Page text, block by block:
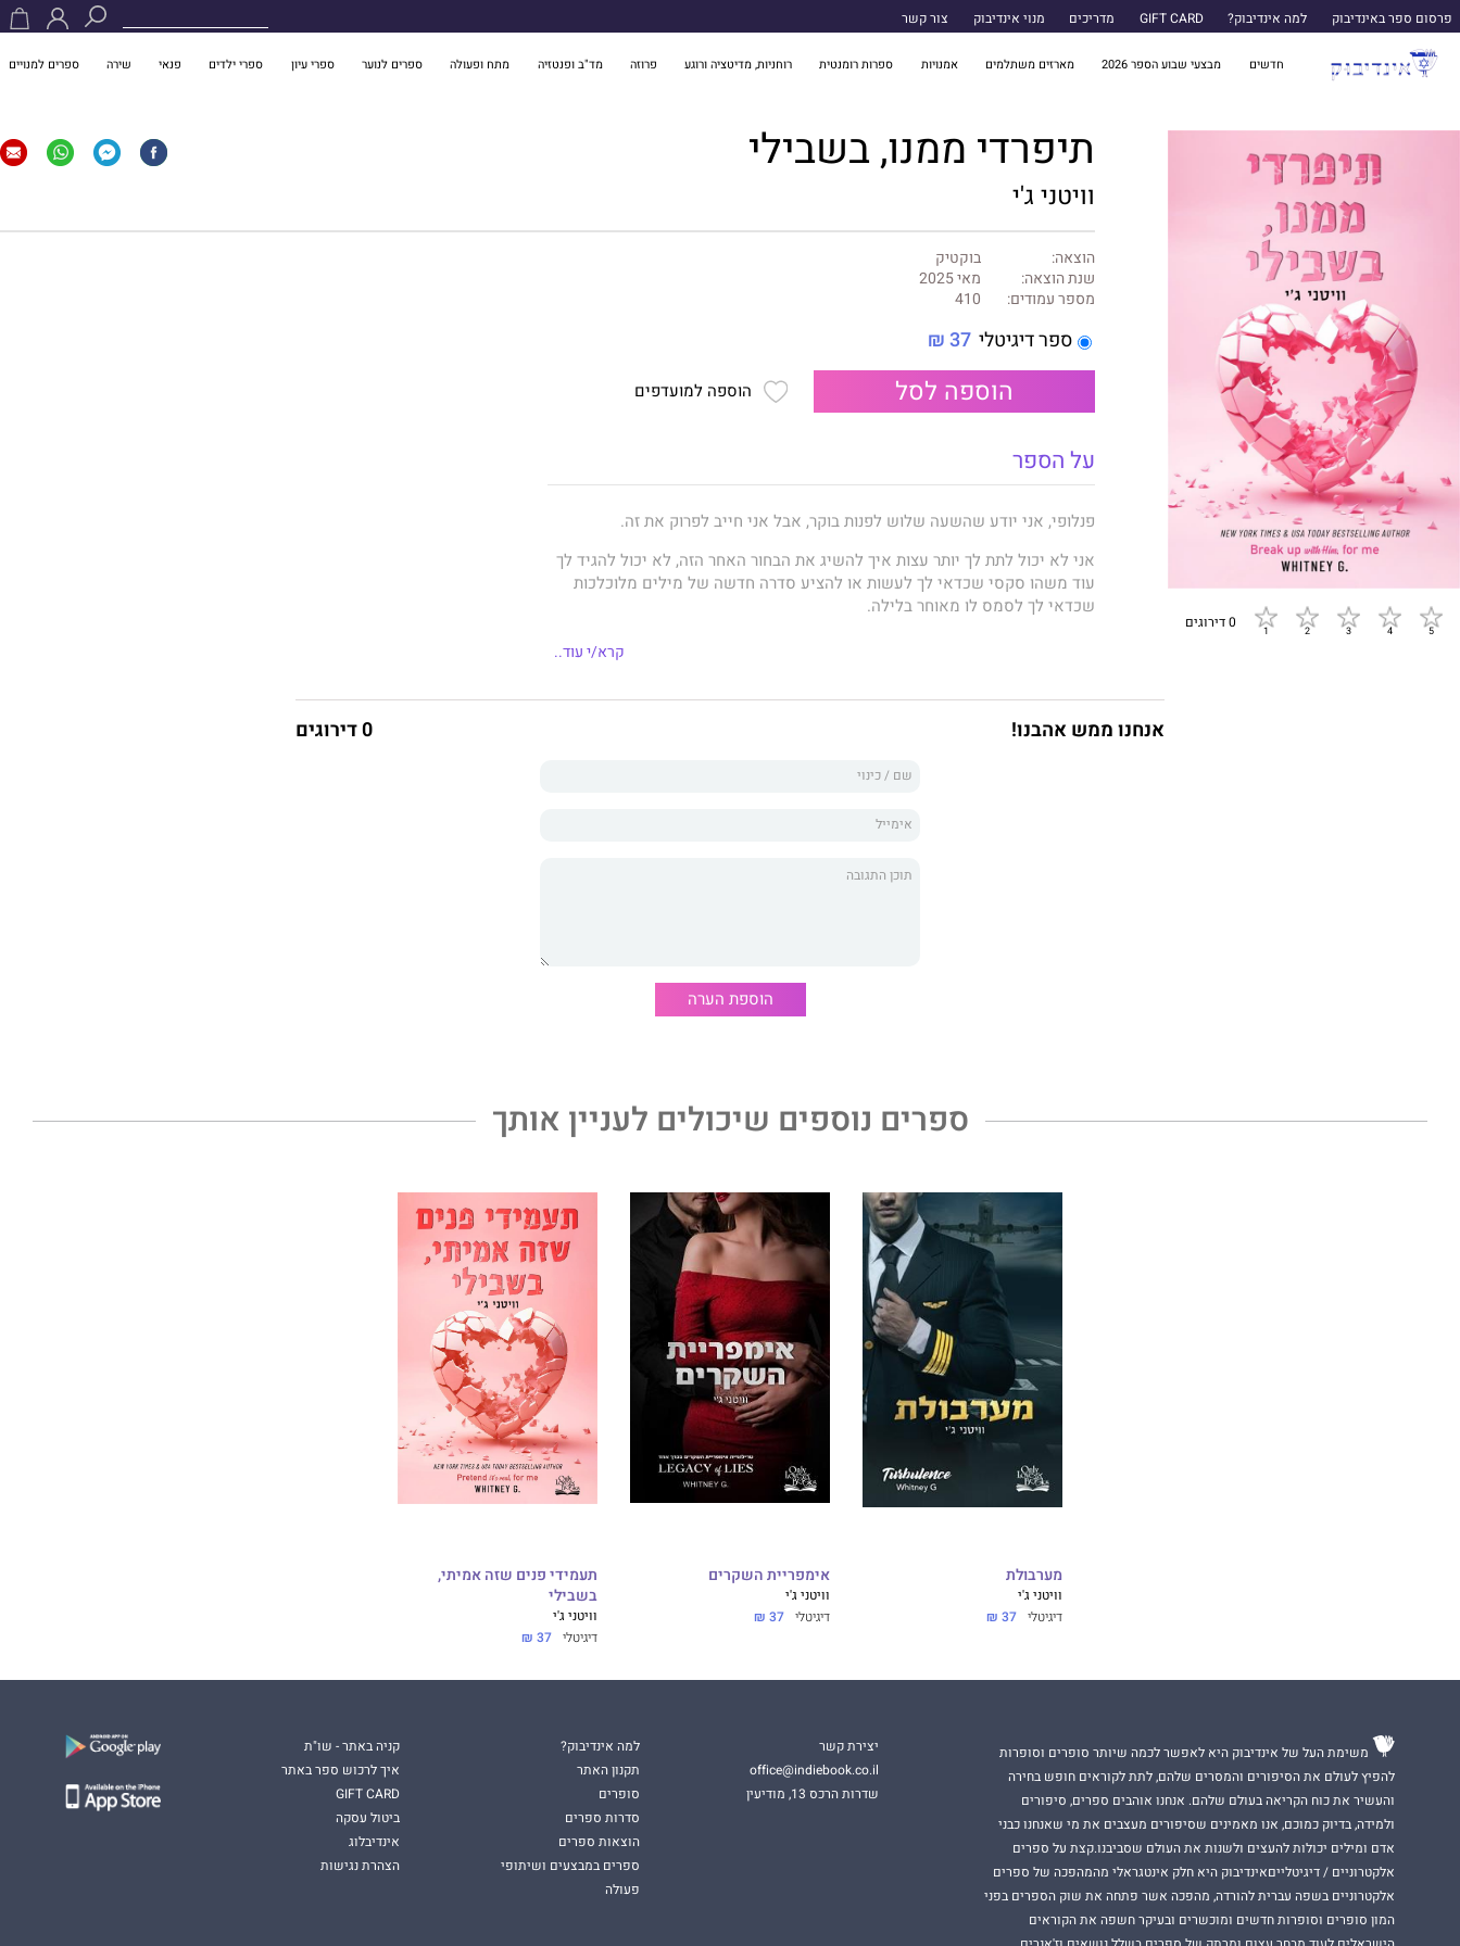
פרסום ספר באינדיבוק למה אינדיבוק? GIFT CARD מדריכים מנוי אינדיבוק צור קשר
חדשים מבצעי שבוע הספר 2026 מארזים משתלמים אמנויות ספרות רומנטית רוחניות, מדיטציה ורוגע פרוזה מד"ב ופנטזיה מתח ופעולה ספרים לנוער ספרי עיון ספרי ילדים פנאי שירה ספרים למנויים
0 דירוגים
תיפרדי ממנו, בשבילי
וויטני ג'י
הוצאה:
בוקטיק
שנת הוצאה:
מאי 2025
מספר עמודים:
410
ספר דיגיטלי 37 ₪
הוספה לסל הוספה למועדפים
על הספר
פנלופי, אני יודע שהשעה שלוש לפנות בוקר, אבל אני חייב לפרוק את זה.
אני לא יכול לתת לך יותר עצות איך להשיג את הבחור האחר הזה, לא יכול להגיד לך
עוד משהו סקסי שכדאי לך לעשות או להציע סדרה חדשה של מילים מלוכלכות
שכדאי לך לסמס לו מאוחר בלילה.
כחבר הכי טוב שלך, הגעתי לקצה גבול היכולת שלי, ואני יכול להגיד בכנות שלא
אני לא אומר את כל זה כי אני פאקינג מקנא או כי הייתה לו החוצפה להגיד שהוא
מרוויח יותר כסף ממני (אני עדיין לא מצליח למצוא את השם שלו ברשימה של
יש לך כל הסיבות בעולם לא לתת לי הזדמנות כי את מכירה אותי טוב יותר מכולם,
. אבל אני באמת מאמין שעדיף לך להיות עם מישהו אחר, ואני חייב
קרא/י עוד..
אנחנו ממש אהבנו! 0 דירוגים
הוספת הערה
ספרים נוספים שיכולים לעניין אותך
מערבולת
וויטני ג'י
דיגיטלי 37 ₪
אימפריית השקרים
וויטני ג'י
דיגיטלי 37 ₪
תעמידי פנים שזה אמיתי,
בשבילי
וויטני ג'י
דיגיטלי 37 ₪
משימת העל של אינדיבוק היא לאפשר לכמה שיותר סופרים וסופרות
להפיץ לעולם את הסיפורים והמסרים שלהם, לתת לקוראים חופש בחירה
והעשיר את כוח הקריאה בעולם שלהם. אנחנו אוהבים ספרים, סיפורים
ולמידה, בדיוק כמוכם, אנו מאמינים שסיפורים מעצבים את מי שאנחנו כבני
אדם ומילים יכולות להעצים ולשנות את העולם שסביבנו.קצת על ספרים
אלקטרוניים / דיגיטלייםאינדיבוק היא חלק אינטגראלי מהמהפכה של ספרים
אלקטרוניים בשפה עברית להורדה, מהפכה אשר פתחה את שוק הספרים בפני
המון סופרים וסופרות חדשים ומוכשרים ובעיקר חשפה את הקוראים
יצירת קשר
office@indiebook.co.il
שדרות הרכס 13, מודיעין
למה אינדיבוק?
תקנון האתר
סופרים
סדרות ספרים
הוצאות ספרים
ספרים במבצעים ושיתופי
פעולה
קניה באתר - שו"ת
איך לרכוש ספר באתר
GIFT CARD
ביטול עסקה
אינדיבלוג
הצהרת נגישות